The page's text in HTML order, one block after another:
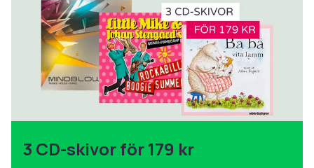
3 CD-skivor för 179 kr